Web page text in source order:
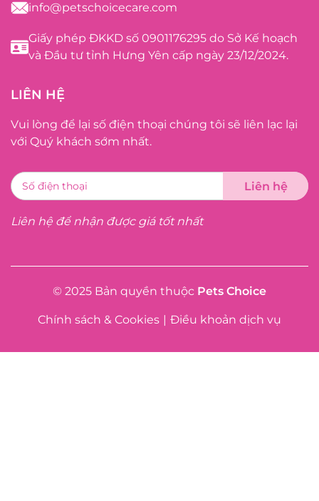
info@petschoicecare.com
Giấy phép ĐKKD số 0901176295 do Sở Kế hoạch
và Đầu tư tỉnh Hưng Yên cấp ngày 23/12/2024.
LIÊN HỆ
Vui lòng để lại số điện thoại chúng tôi sẽ liên lạc lại
với Quý khách sớm nhất.
Liên hệ để nhận được giá tốt nhất
© 2025 Bản quyền thuộc Pets Choice
Chính sách & Cookies | Điều khoản dịch vụ